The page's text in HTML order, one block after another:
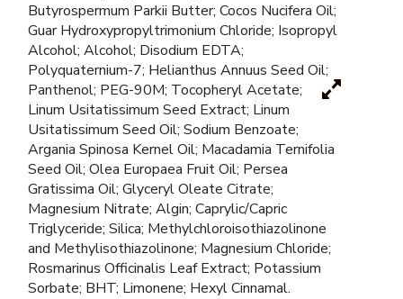
Butyrospermum Parkii Butter; Cocos Nucifera Oil;
Guar Hydroxypropyltrimonium Chloride; Isopropyl
Alcohol; Alcohol; Disodium EDTA;
Polyquaternium-7; Helianthus Annuus Seed Oil;
Panthenol; PEG-90M; Tocopheryl Acetate;
Linum Usitatissimum Seed Extract; Linum
Usitatissimum Seed Oil; Sodium Benzoate;
Argania Spinosa Kernel Oil; Macadamia Ternifolia
Seed Oil; Olea Europaea Fruit Oil; Persea
Gratissima Oil; Glyceryl Oleate Citrate;
Magnesium Nitrate; Algin; Caprylic/Capric
Triglyceride; Silica; Methylchloroisothiazolinone
and Methylisothiazolinone; Magnesium Chloride;
Rosmarinus Officinalis Leaf Extract; Potassium
Sorbate; BHT; Limonene; Hexyl Cinnamal.